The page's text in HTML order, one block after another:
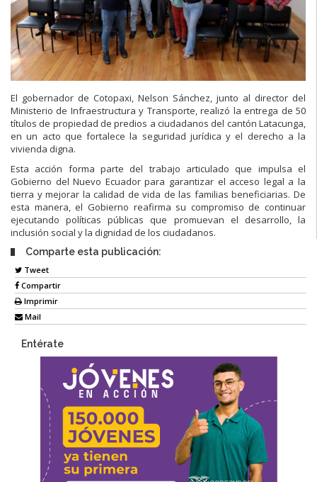
El gobernador de Cotopaxi, Nelson Sánchez, junto al director del
Ministerio de Infraestructura y Transporte, realizó la entrega de 50
títulos de propiedad de predios a ciudadanos del cantón Latacunga,
en un acto que fortalece la seguridad jurídica y el derecho a la
vivienda digna.
Esta acción forma parte del trabajo articulado que impulsa el
Gobierno del Nuevo Ecuador para garantizar el acceso legal a la
tierra y mejorar la calidad de vida de las familias beneficiarias. De
esta manera, el Gobierno reafirma su compromiso de continuar
ejecutando políticas públicas que promuevan el desarrollo, la
inclusión social y la dignidad de los ciudadanos.
Comparte esta publicación:
Tweet
Compartir
Imprimir
Mail
Entérate